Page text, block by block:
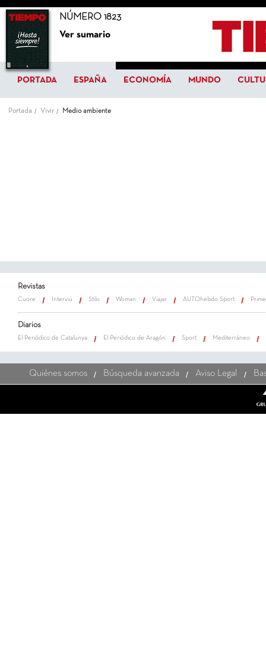
NÚMERO 1823
Ver sumario
PORTADA ESPAÑA ECONOMÍA MUNDO
Portada Vivir Medio ambiente
Revistas
Cuore Interviú Stilo Woman Viajar AUTOhebdo Sport
Diarios
El Periódico de Catalunya El Periódico de Aragón Sport Mediterráneo
Quiénes somos Búsqueda avanzada Aviso Legal